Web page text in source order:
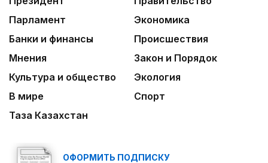
Парламент
Экономика
Банки и финансы
Происшествия
Мнения
Закон и Порядок
Культура и общество
Экология
В мире
Спорт
Таза Казахстан
ОФОРМИТЬ ПОДПИСКУ